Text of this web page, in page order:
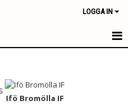
LOGGA IN
Ifö Bromölla IF